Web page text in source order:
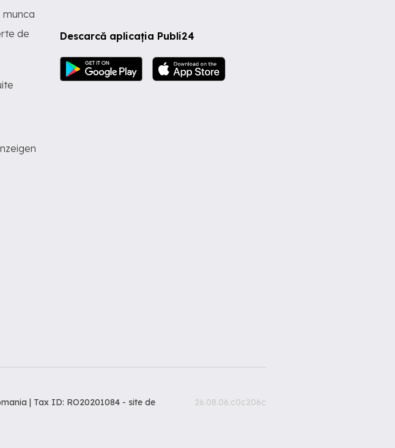
Descarcă aplicația Publi24
munca
de
| Tax ID: RO20201084 - site de
26.08.06.c0c206c